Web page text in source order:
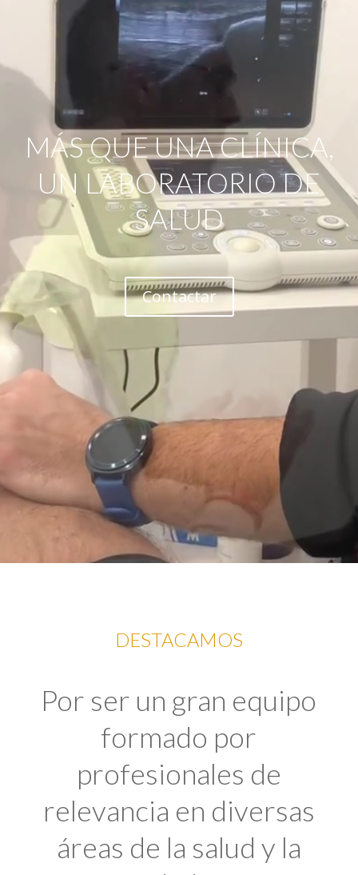
MÁS QUE UNA CLÍNICA,
UN LABORATORIO DE
SALUD
Contactar
DESTACAMOS
Por ser un gran equipo
formado por
profesionales de
relevancia en diversas
áreas de la salud y la